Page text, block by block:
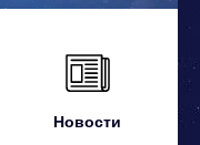
Новости